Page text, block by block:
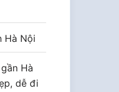
Hà Nội
Hà
dễ đi